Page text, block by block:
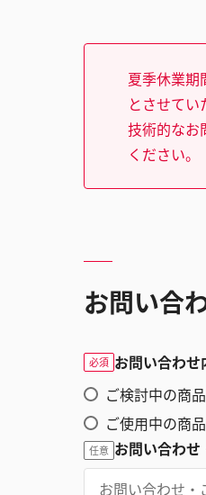
夏季休業
とさせてい
技術的なお
ください。
お問い合
必須 お問い合わせ
ご検討中の商
ご使用中の商
任意 お問い合わ